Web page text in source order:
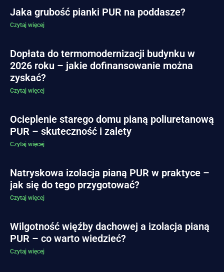
Jaka grubość pianki PUR na poddasze?
Czytaj więcej
Dopłata do termomodernizacji budynku w
2026 roku – jakie dofinansowanie można
zyskać?
Czytaj więcej
Ocieplenie starego domu pianą poliuretanową
PUR – skuteczność i zalety
Czytaj więcej
Natryskowa izolacja pianą PUR w praktyce –
jak się do tego przygotować?
Czytaj więcej
Wilgotność więźby dachowej a izolacja pianą
PUR – co warto wiedzieć?
Czytaj więcej